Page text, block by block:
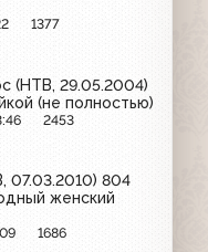
1377
(НТВ, 29.05.2004)
(не полностью)
2453
07.03.2010) 804
женский
1686